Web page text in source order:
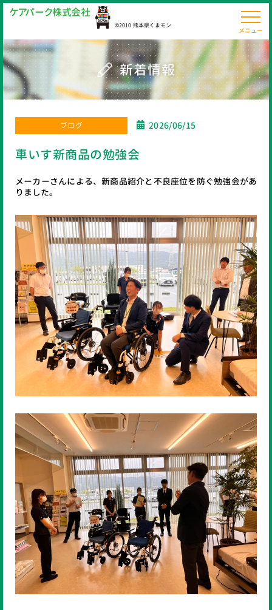
ケアパーク株式会社
©2010 熊本県くまモン
新着情報
ブログ 2026/06/15
車いす新商品の勉強会
メーカーさんによる、新商品紹介と不良座位を防ぐ勉強会があ
りました。
メニュー